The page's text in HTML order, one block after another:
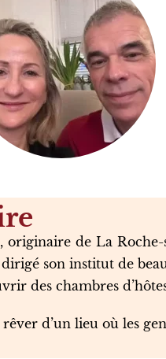
originaire de La
son institut de
des chambres
rêver d’un lieu où les